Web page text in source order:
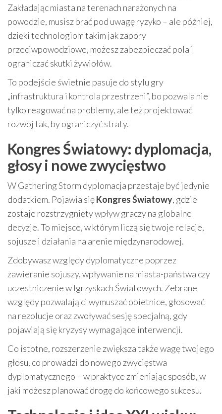
Zakładając miasta na terenach narażonych na
powodzie, musisz brać pod uwagę ryzyko – ale później,
dzięki technologiom takim jak zapory
przeciwpowodziowe, możesz zabezpieczać pola i
ograniczać skutki żywiołów.
To podejście świetnie pasuje do stylu gry
„infrastruktura i kontrola przestrzeni”, bo pozwala nie
tylko reagować na problemy, ale też projektować
rozwój tak, by ograniczyć straty.
Kongres Światowy: dyplomacja,
głosy i nowe zwycięstwo
W Gathering Storm dyplomacja przestaje być jedynie
dodatkiem. Pojawia sięKongres Światowy, gdzie
zostaje rozstrzygnięty wpływ graczy na globalne
decyzje. To miejsce, w którym liczą się twoje relacje,
sojusze i działania na arenie międzynarodowej.
Zdobywasz względy dyplomatyczne poprzez
zawieranie sojuszy, wpływanie na miasta-państwa czy
uczestniczenie w Igrzyskach Światowych. Zebrane
względy pozwalają ci wymuszać obietnice, głosować
na rezolucje oraz zwoływać sesję specjalną, gdy
pojawiają się kryzysy wymagające interwencji.
Co istotne, rozszerzenie zwiększa także wagę twojego
głosu, co prowadzi do nowego zwycięstwa
dyplomatycznego – w praktyce zmieniając sposób, w
jaki możesz planować drogę do końcowego sukcesu.